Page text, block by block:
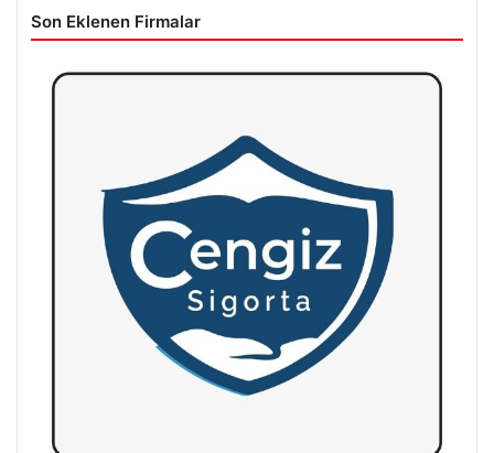
Son Eklenen Firmalar